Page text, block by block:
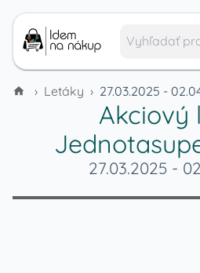
› Letáky › 27.03.2025 -
Akciový
27.03.2025 -